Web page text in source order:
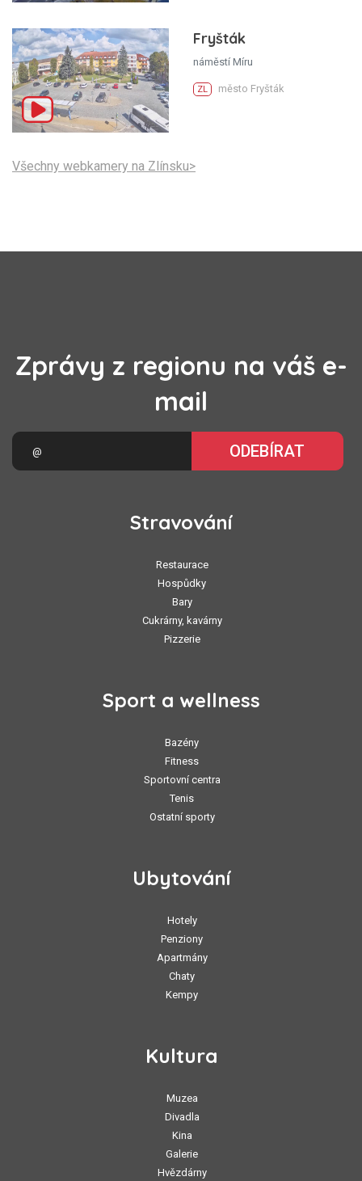
Fryšták
náměstí Míru
ZL město Fryšták
Všechny webkamery na Zlínsku>
Zprávy z regionu na váš e-
mail
ODEBÍRAT
Stravování
Restaurace
Hospůdky
Bary
Cukrárny, kavárny
Pizzerie
Sport a wellness
Bazény
Fitness
Sportovní centra
Tenis
Ostatní sporty
Ubytování
Hotely
Penziony
Apartmány
Chaty
Kempy
Kultura
Muzea
Divadla
Kina
Galerie
Hvězdárny